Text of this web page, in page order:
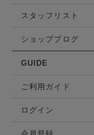
スタッフリスト
ショップブログ
GUIDE
ご利用ガイド
ログイン